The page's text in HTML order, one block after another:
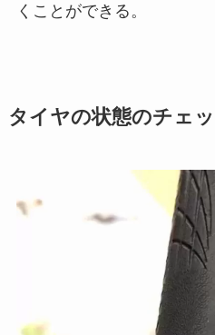
くことができる。
タイヤの状態のチェ